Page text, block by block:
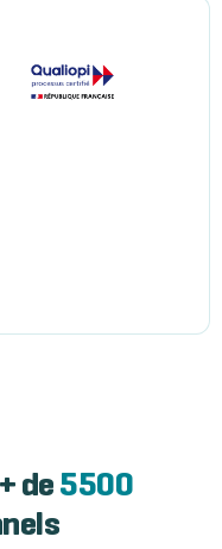
de 5500